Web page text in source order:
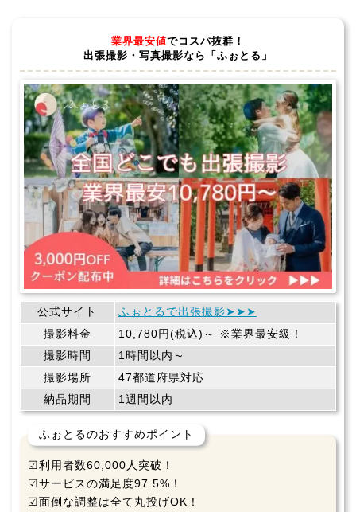
業界最安値でコスパ抜群！
出張撮影・写真撮影なら「ふぉとる」
公式サイト
ふぉとるで出張撮影➤➤➤
撮影料金
10,780円(税込)～ ※業界最安級！
撮影時間
1時間以内～
撮影場所
47都道府県対応
納品期間
1週間以内
ふぉとるのおすすめポイント
☑利用者数60,000人突破！
☑サービスの満足度97.5%！
☑面倒な調整は全て丸投げOK！